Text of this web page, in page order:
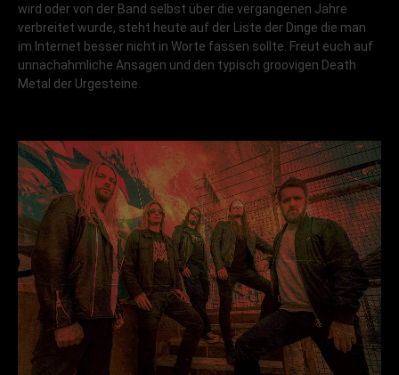
wird oder von der Band selbst über die vergangenen Jahre
verbreitet wurde, steht heute auf der Liste der Dinge die man
im Internet besser nicht in Worte fassen sollte. Freut euch auf
unnachahmliche Ansagen und den typisch groovigen Death
Metal der Urgesteine.